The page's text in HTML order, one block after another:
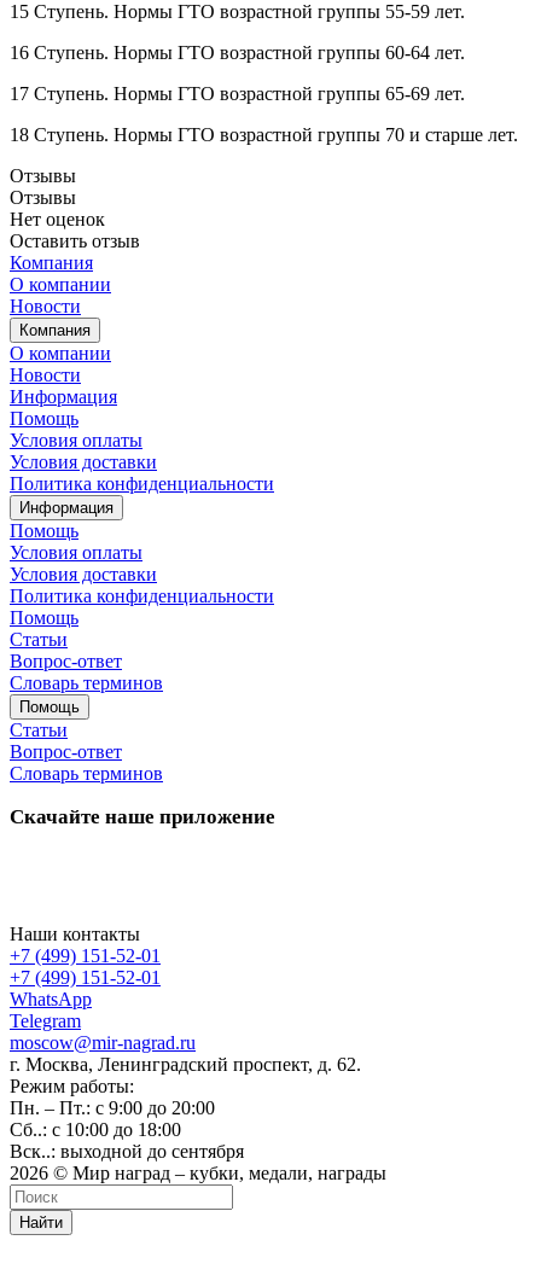
15 Ступень. Нормы ГТО возрастной группы 55-59 лет.
16 Ступень. Нормы ГТО возрастной группы 60-64 лет.
17 Ступень. Нормы ГТО возрастной группы 65-69 лет.
18 Ступень. Нормы ГТО возрастной группы 70 и старше лет.
Отзывы
Отзывы
Нет оценок
Оставить отзыв
Компания
О компании
Новости
Компания
О компании
Новости
Информация
Помощь
Условия оплаты
Условия доставки
Политика конфиденциальности
Информация
Помощь
Условия оплаты
Условия доставки
Политика конфиденциальности
Помощь
Статьи
Вопрос-ответ
Словарь терминов
Помощь
Статьи
Вопрос-ответ
Словарь терминов
Скачайте наше приложение
Наши контакты
+7 (499) 151-52-01
+7 (499) 151-52-01
WhatsApp
Telegram
moscow@mir-nagrad.ru
г. Москва, Ленинградский проспект, д. 62.
Режим работы:
Пн. – Пт.: с 9:00 до 20:00
Сб..: с 10:00 до 18:00
Вск..: выходной до сентября
2026 © Мир наград – кубки, медали, награды
Найти